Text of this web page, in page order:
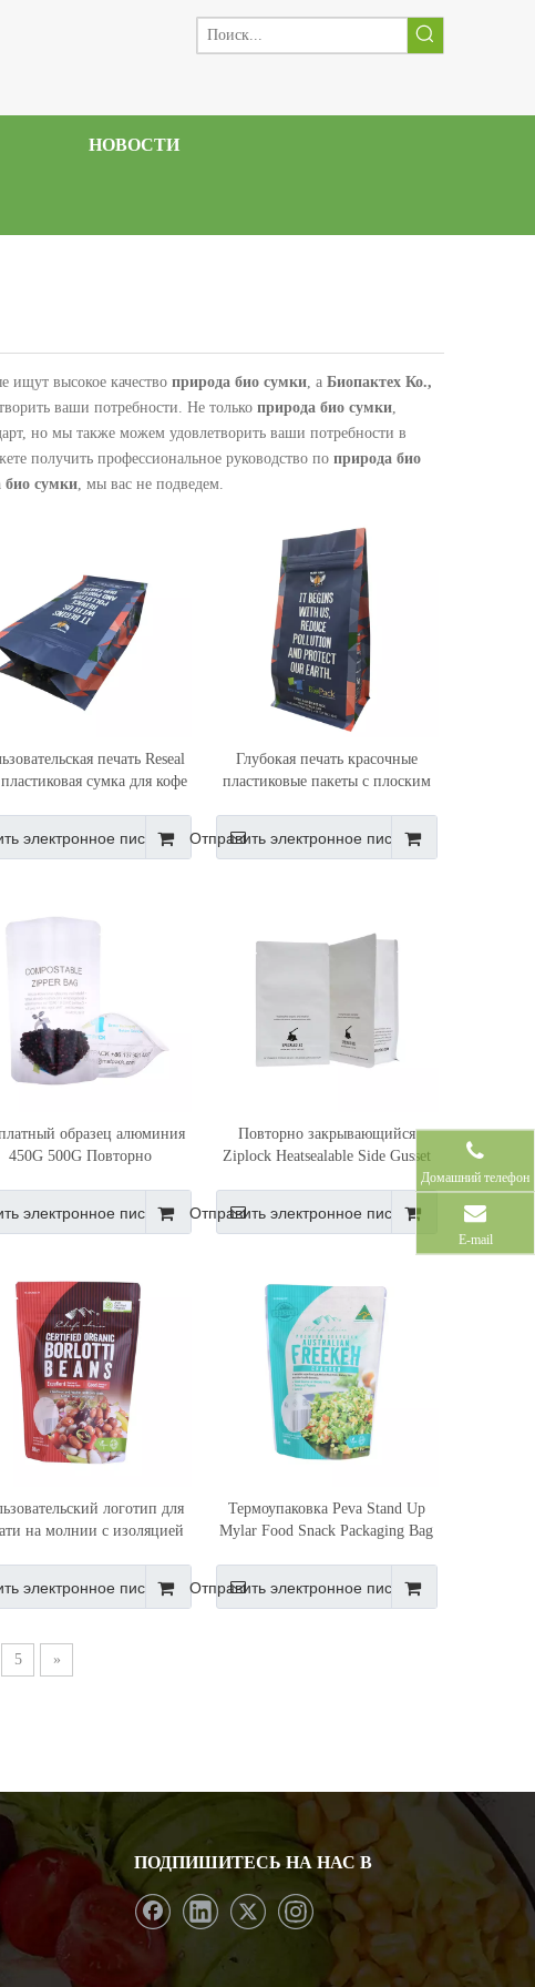
НОВОСТИ
ищут высокое качество природа био сумки, а Биопактех Ко.,
ваши потребности. Не только природа био сумки,
но мы также можем удовлетворить ваши потребности в
получить профессиональное руководство по природа био
био сумки, мы вас не подведем.
печать Reseal
сумка для кофе
электронное письмо
Глубокая печать красочные
пластиковые пакеты с плоским
Отправить электронное письмо
образец алюминия
450G 500G Повторно
молнии
электронное письмо
Повторно закрывающийся
Ziplock Heatsealable Side Gusset
Block Bottom Tea Kraft Paper Bag
Отправить электронное письмо
логотип для
на молнии с изоляцией
электронное письмо
Термоупаковка Peva Stand Up
Mylar Food Snack Packaging Bag
Отправить электронное письмо
5 »
ПОДПИШИТЕСЬ НА НАС В
Домашний телефон
E-mail